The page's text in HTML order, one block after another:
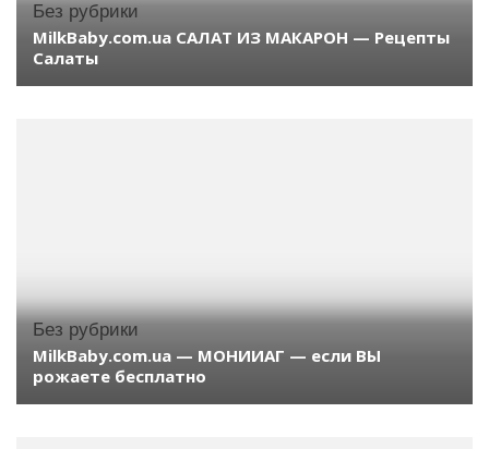
Без рубрики
MilkBaby.com.ua САЛАТ ИЗ МАКАРОН — Рецепты
Салаты
Без рубрики
MilkBaby.com.ua — МОНИИАГ — если ВЫ
рожаете бесплатно